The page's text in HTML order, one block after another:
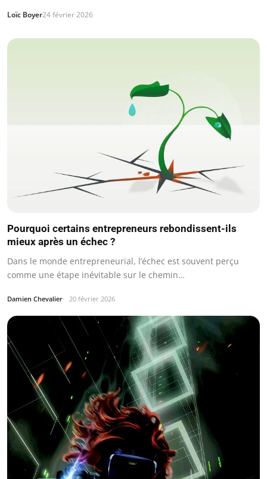
Loïc Boyer24 février 2026
Pourquoi certains entrepreneurs rebondissent-ils
mieux après un échec ?
Dans le monde entrepreneurial, l’échec est souvent perçu
comme une étape inévitable sur le chemin…
Damien Chevalier 20 février 2026